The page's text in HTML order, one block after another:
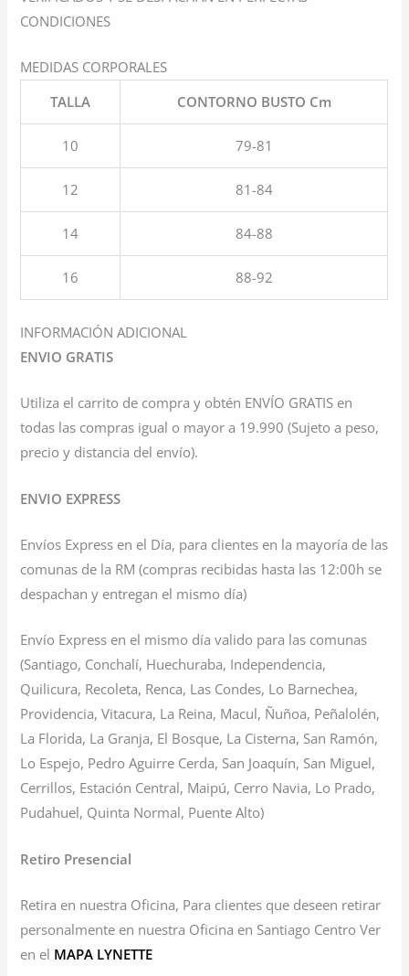
CONDICIONES
MEDIDAS CORPORALES
TALLA
CONTORNO BUSTO Cm
10 79-81
12 81-84
14 84-88
16 88-92
INFORMACIÓN ADICIONAL
ENVIO GRATIS
Utiliza el carrito de compra y obtén ENVÍO GRATIS en
todas las compras igual o mayor a 19.990 (Sujeto a peso,
precio y distancia del envío).
ENVIO EXPRESS
Envíos Express en el Día, para clientes en la mayoría de las
comunas de la RM (compras recibidas hasta las 12:00h se
despachan y entregan el mismo día)
Envío Express en el mismo día valido para las comunas
(Santiago, Conchalí, Huechuraba, Independencia,
Quilicura, Recoleta, Renca, Las Condes, Lo Barnechea,
Providencia, Vitacura, La Reina, Macul, Ñuñoa, Peñalolén,
La Florida, La Granja, El Bosque, La Cisterna, San Ramón,
Lo Espejo, Pedro Aguirre Cerda, San Joaquín, San Miguel,
Cerrillos, Estación Central, Maipú, Cerro Navia, Lo Prado,
Pudahuel, Quinta Normal, Puente Alto)
Retiro Presencial
Retira en nuestra Oficina, Para clientes que deseen retirar
personalmente en nuestra Oficina en Santiago Centro Ver
en el MAPA LYNETTE